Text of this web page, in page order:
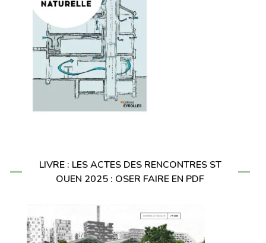
LIVRE : LES ACTES DES RENCONTRES ST
OUEN 2025 : OSER FAIRE EN PDF